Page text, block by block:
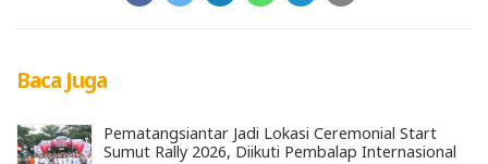
Baca Juga
Pematangsiantar Jadi Lokasi Ceremonial Start
Sumut Rally 2026, Diikuti Pembalap Internasional